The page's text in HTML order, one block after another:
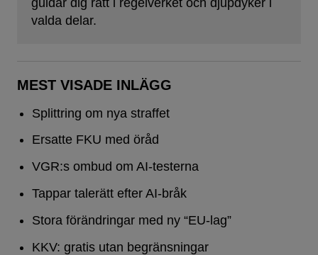
valda delar.
MEST VISADE INLÄGG
Splittring om nya straffet
Ersatte FKU med öråd
VGR:s ombud om AI-testerna
Tappar talerätt efter AI-bråk
Stora förändringar med ny “EU-lag”
KKV: gratis utan begränsningar